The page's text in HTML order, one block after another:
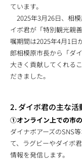
ています。
2025年3月26日、相
イボ君が「特別観光親
嘱期間は2025年4月1日
郎相模原市長から「ダ
大きく貢献してくれる
だきました。
2. ダイボ君の主な活
①オンライン上での市
ダイナボアーズのSNS
て、ラグビーやダイボ
情報を発信します。